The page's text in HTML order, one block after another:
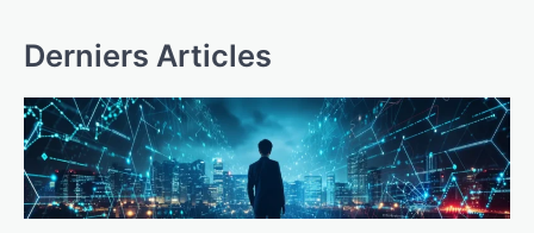
Derniers Articles